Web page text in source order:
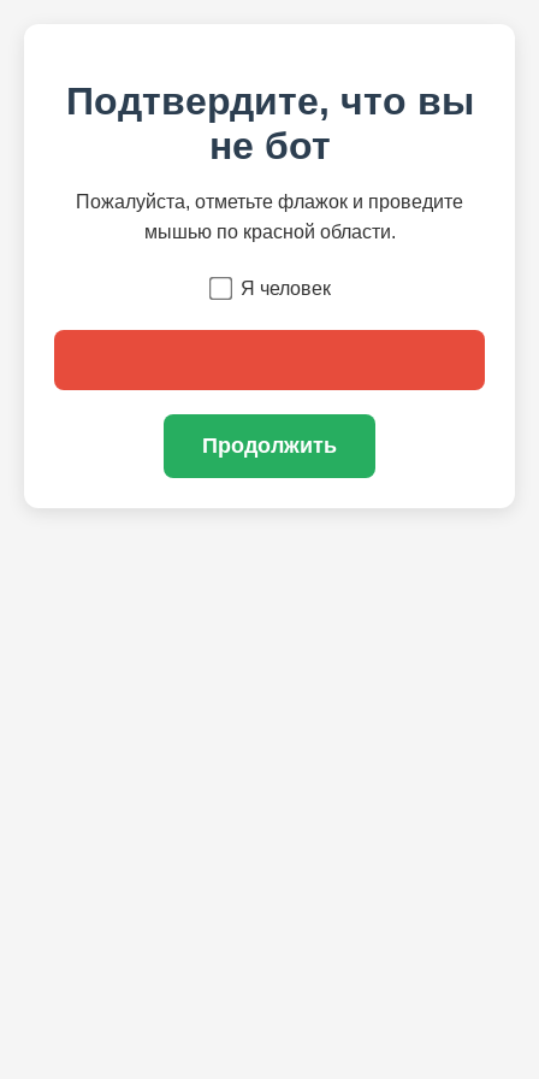
Подтвердите, что вы
не бот
Пожалуйста, отметьте флажок и проведите
мышью по красной области.
Я человек
Продолжить